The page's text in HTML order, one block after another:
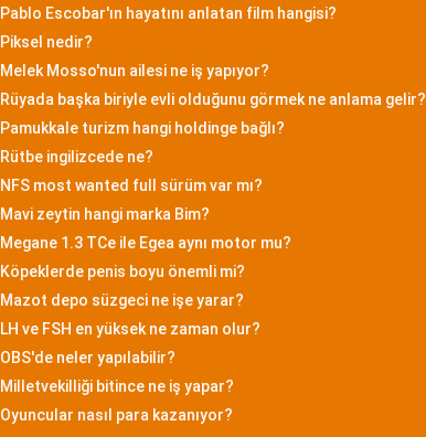
Pablo Escobar'ın hayatını anlatan film hangisi?
Piksel nedir?
Melek Mosso'nun ailesi ne iş yapıyor?
Rüyada başka biriyle evli olduğunu görmek ne anlama gelir?
Pamukkale turizm hangi holdinge bağlı?
Rütbe ingilizcede ne?
NFS most wanted full sürüm var mı?
Mavi zeytin hangi marka Bim?
Megane 1.3 TCe ile Egea aynı motor mu?
Köpeklerde penis boyu önemli mi?
Mazot depo süzgeci ne işe yarar?
LH ve FSH en yüksek ne zaman olur?
OBS'de neler yapılabilir?
Milletvekilliği bitince ne iş yapar?
Oyuncular nasıl para kazanıyor?